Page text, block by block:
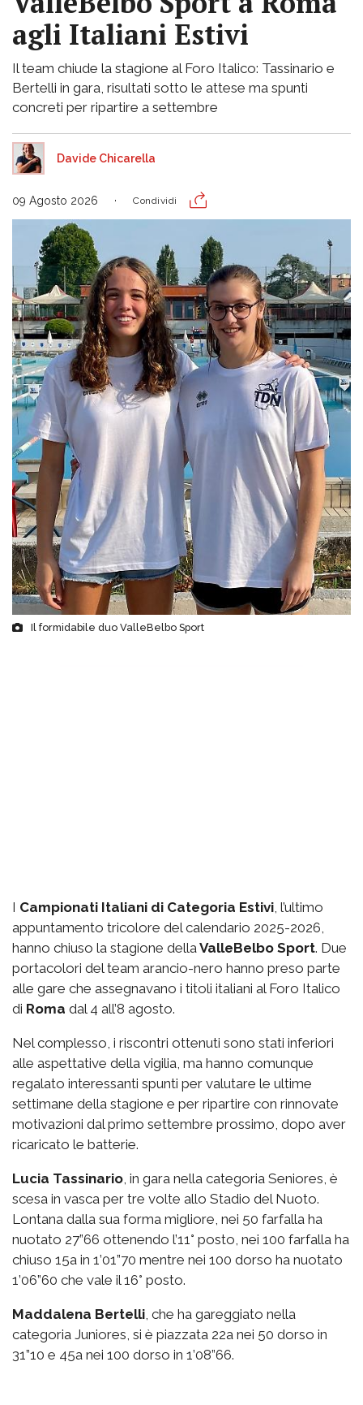
agli Italiani Estivi
Il team chiude la stagione al Foro Italico: Tassinario e
Bertelli in gara, risultati sotto le attese ma spunti
concreti per ripartire a settembre
Davide Chicarella
09 Agosto 2026 Condividi
Il formidabile duo ValleBelbo Sport
I Campionati Italiani di Categoria Estivi , l’ultimo
appuntamento tricolore del calendario 2025-2026,
hanno chiuso la stagione dellaValleBelbo Sport. Due
portacolori del team arancio-nero hanno preso parte
alle gare che assegnavano i titoli italiani al Foro Italico
di Roma dal 4 all’8 agosto.
Nel complesso, i riscontri ottenuti sono stati inferiori
alle aspettative della vigilia, ma hanno comunque
regalato interessanti spunti per valutare le ultime
settimane della stagione e per ripartire con rinnovate
motivazioni dal primo settembre prossimo, dopo aver
ricaricato le batterie.
Lucia Tassinario , in gara nella categoria Seniores, è
scesa in vasca per tre volte allo Stadio del Nuoto.
Lontana dalla sua forma migliore, nei 50 farfalla ha
nuotato 27”66 ottenendo l’11° posto, nei 100 farfalla ha
chiuso 15a in 1’01”70 mentre nei 100 dorso ha nuotato
1’06”60 che vale il 16° posto.
Maddalena Bertelli , che ha gareggiato nella
categoria Juniores, si è piazzata 22a nei 50 dorso in
31”10 e 45a nei 100 dorso in 1’08”66.